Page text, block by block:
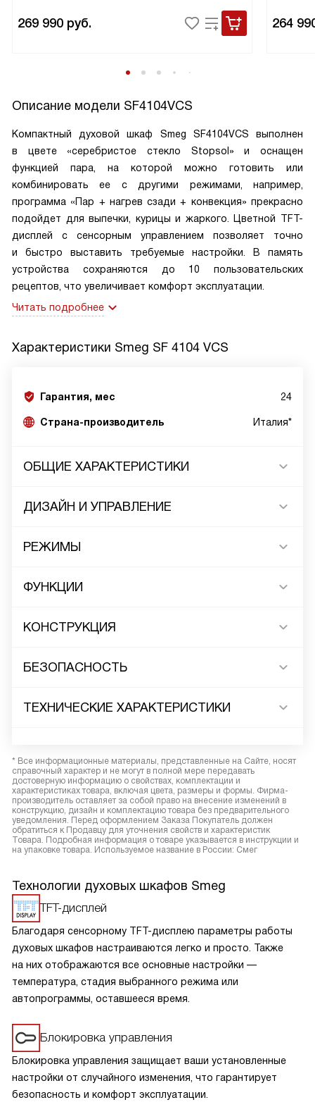
269 990 руб. 264
Описание модели SF4104VCS
Компактный духовой шкаф Smeg SF4104VCS выполнен
в цвете «серебристое стекло Stopsol» и оснащен
функцией пара, на которой можно готовить или
комбинировать ее с другими режимами, например,
программа «Пар + нагрев сзади + конвекция» прекрасно
подойдет для выпечки, курицы и жаркого. Цветной TFT-
дисплей с сенсорным управлением позволяет точно
и быстро выставить требуемые настройки. В память
устройства сохраняются до 10 пользовательских
рецептов, что увеличивает комфорт эксплуатации.
Читать подробнее
Характеристики Smeg SF 4104 VCS
Гарантия, мес 24
Страна-производитель Италия*
ОБЩИЕ ХАРАКТЕРИСТИКИ
ДИЗАЙН И УПРАВЛЕНИЕ
РЕЖИМЫ
ФУНКЦИИ
КОНСТРУКЦИЯ
БЕЗОПАСНОСТЬ
ТЕХНИЧЕСКИЕ ХАРАКТЕРИСТИКИ
* Все информационные материалы, представленные на Сайте, носят
справочный характер и не могут в полной мере передавать
достоверную информацию о свойствах, комплектации и
характеристиках товара, включая цвета, размеры и формы. Фирма-
производитель оставляет за собой право на внесение изменений в
конструкцию, дизайн и комплектацию товара без предварительного
уведомления. Перед оформлением Заказа Покупатель должен
обратиться к Продавцу для уточнения свойств и характеристик
Товара. Подробная информация о товаре указывается в инструкции и
на упаковке товара. Используемое название в России: Смег
Технологии духовых шкафов Smeg
TFT-дисплей
Благодаря сенсорному TFT-дисплею параметры работы
духовых шкафов настраиваются легко и просто. Также
на них отображаются все основные настройки —
температура, стадия выбранного режима или
автопрограммы, оставшееся время.
Блокировка управления
Блокировка управления защищает ваши установленные
настройки от случайного изменения, что гарантирует
безопасность и комфорт эксплуатации.